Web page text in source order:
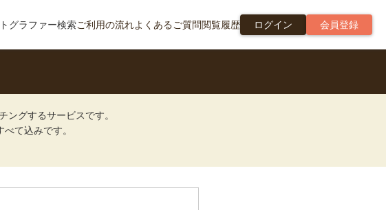
グラファー検索ご利用の流れよくあるご質問閲覧履歴 ログイン 会員登録
グするサービスです。
て込みです。